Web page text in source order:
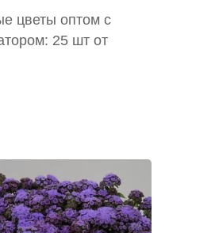
цветы оптом с
25 шт от